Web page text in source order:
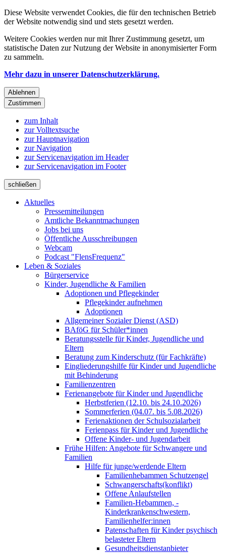
Diese Website verwendet Cookies, die für den technischen Betrieb
der Website notwendig sind und stets gesetzt werden.
Weitere Cookies werden nur mit Ihrer Zustimmung gesetzt, um
statistische Daten zur Nutzung der Website in anonymisierter Form
zu sammeln.
Mehr dazu in unserer Datenschutzerklärung.
Ablehnen
Zustimmen
zum Inhalt
zur Volltextsuche
zur Hauptnavigation
zur Navigation
zur Servicenavigation im Header
zur Servicenavigation im Footer
schließen
Aktuelles
Pressemitteilungen
Amtliche Bekanntmachungen
Jobs bei uns
Öffentliche Ausschreibungen
Webcam
Podcast "FlensFrequenz"
Leben & Soziales
Bürgerservice
Kinder, Jugendliche & Familien
Adoptionen und Pflegekinder
Pflegekinder aufnehmen
Adoptionen
Allgemeiner Sozialer Dienst (ASD)
BAföG für Schüler*innen
Beratungsstelle für Kinder, Jugendliche und
Eltern
Beratung zum Kinderschutz (für Fachkräfte)
Eingliederungshilfe für Kinder und Jugendliche
mit Behinderung
Familienzentren
Ferienangebote für Kinder und Jugendliche
Herbstferien (12.10. bis 24.10.2026)
Sommerferien (04.07. bis 5.08.2026)
Ferienaktionen der Schulsozialarbeit
Ferienpass für Kinder und Jugendliche
Offene Kinder- und Jugendarbeit
Frühe Hilfen: Angebote für Schwangere und
Familien
Hilfe für junge/werdende Eltern
Familienhebammen Schutzengel
Schwangerschafts(konflikt)
Offene Anlaufstellen
Familien-Hebammen, -
Kinderkrankenschwestern,
Familienhelfer:innen
Patenschaften für Kinder psychisch
belasteter Eltern
Gesundheitsdienstanbieter